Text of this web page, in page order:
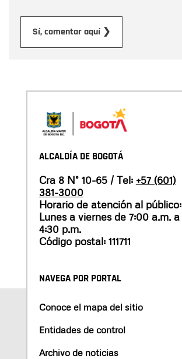
Sí, comentar aquí ❯
ALCALDÍA DE BOGOTÁ
Cra 8 N° 10-65 / Tel: +57 (601)
381-3000
Horario de atención al público:
Lunes a viernes de 7:00 a.m. a
4:30 p.m.
Código postal: 111711
NAVEGA POR PORTAL
Conoce el mapa del sitio
Entidades de control
Archivo de noticias